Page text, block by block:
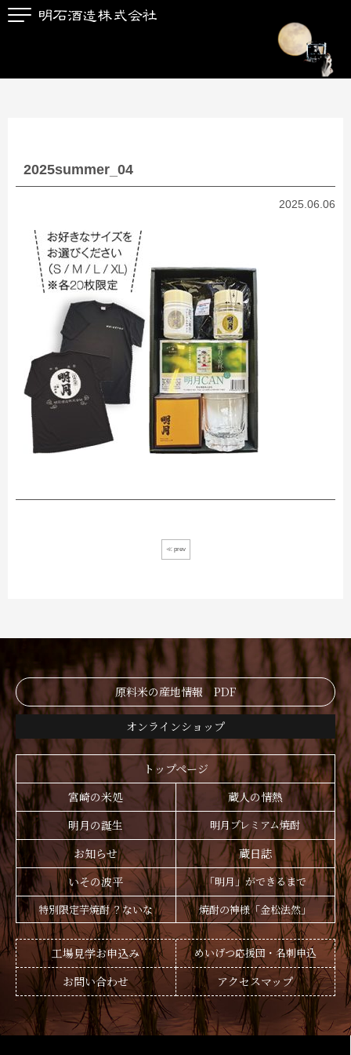
2025summer_04
2025.06.06
≪ prev
原料米の産地情報 PDF
オンラインショップ
トップページ
宮崎の米処
蔵人の情熱
明月の誕生
明月プレミアム焼酎
お知らせ
蔵日誌
いその波平
「明月」ができるまで
特別限定芋焼酎 ？ないな
焼酎の神様「金松法然」
工場見学お申込み めいげつ応援団・名刺申込
お問い合わせ アクセスマップ